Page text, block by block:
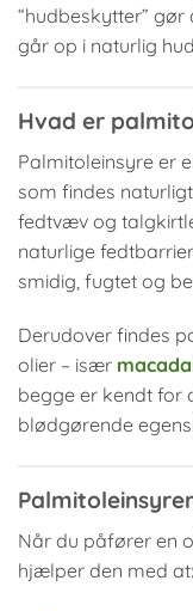
“hudbeskytter”
går op i naturlig
Hvad er
Palmitoleinsyre er
som findes
fedtvæv og
naturlige
smidig, fugtet og
Derudover findes
olier – især
begge er kendt for
blødgørende
Når du påfører en
hjælper den med at: